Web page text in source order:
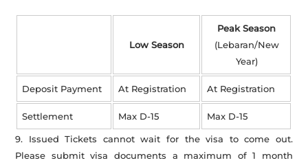
Low Season
Peak Season
(Lebaran/New
Year)
Deposit Payment At Registration At Registration
Settlement Max D-15 Max D-15
9. Issued Tickets cannot wait for the visa to come out.
Please submit visa documents a maximum of 1 month